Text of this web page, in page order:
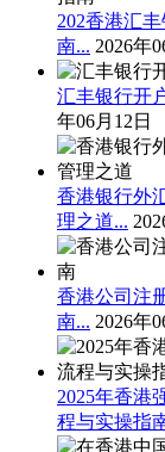
202香港汇
南... 2026年
汇丰银行开
年06月12日
香港银行外
理之道...
香港公司注
南... 2026年
2025年香港
程与实操指